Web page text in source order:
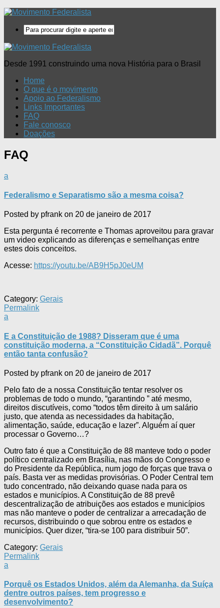
Desde 1991 construindo uma nova História para o Brasil
Home
O que é o movimento
Apoio ao Federalismo
Links Importantes
FAQ
Fale conosco
Doações
FAQ
a
Federalismo e Separatismo são a mesma coisa?
Posted by pfrank on 20 de janeiro de 2017
Esta pergunta é recorrente e Thomas aproveitou para gravar
um video explicando as diferenças e semelhanças entre
estes dois conceitos.
Acesse: https://youtu.be/AB9H5pJ0eUM
Category: Gerais
Permalink
a
E a Constituição de 1988? Disseram que é uma
constituição moderna, a “Constituição Cidadã”. Porquê
então tanta confusão?
Posted by pfrank on 20 de janeiro de 2017
Pelo fato de a nossa Constituição tentar resolver os
problemas de todo o mundo, “garantindo ” até mesmo,
direitos discutíveis, como “todos têm direito à um salário
justo, que atenda as necessidades da habitação,
alimentação, saúde, educação e lazer”. Alguém aí quer
processar o Governo…?
Outro fato é que a Constituição de 88 manteve todo o poder
político centralizado em Brasília, nas mãos do Congresso e
do Presidente da República, num jogo de forças que trava o
país. Basta ver as medidas provisórias. O Poder Central tem
tudo concentrado, não deixando quase nada para os
estados e municípios. A Constituição de 88 prevê
descentralização de atribuições aos estados e municípios
mas não manteve o poder de centralizar a arrecadação de
recursos, distribuindo o que sobrou entre os estados e
municípios. Quer dizer, “tira-se 100 para distribuir 50”.
Category: Gerais
Permalink
a
Porquê os Estados Unidos, além da Alemanha, da Suíça
dentre outros países, tem progresso e
desenvolvimento?